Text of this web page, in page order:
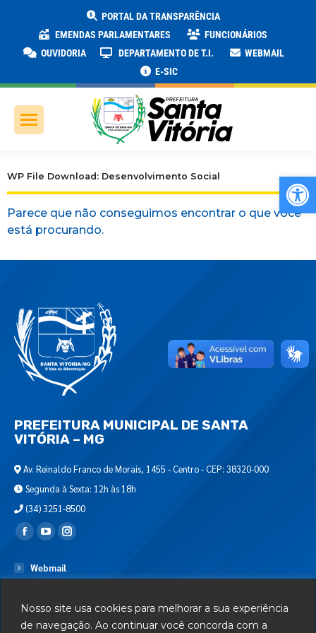
Nosso site usa cookies para melhorar a sua experiência
de navegação. Ao continuar você concorda com a
PORTAL DA TRANSPARÊNCIA
EMENDAS PARLAMENTARES
FUNCIONÁRIOS
OUVIDORIA
DEPARTAMENTO DE T.I.
WEBMAIL
E-SIC
WP File Download: Desenvolvimento Social
Parece que não conseguimos encontrar o que você
está procurando.
PREFEITURA MUNICIPAL DE SANTA
VITÓRIA – MG
Av. Reinaldo Franco de Morais, 1455 - Centro - CEP: 38320-000
Segunda à Sexta: 12h às 18h
(34) 3251-8500
Encontre-nos em:
Webmail
Serviços